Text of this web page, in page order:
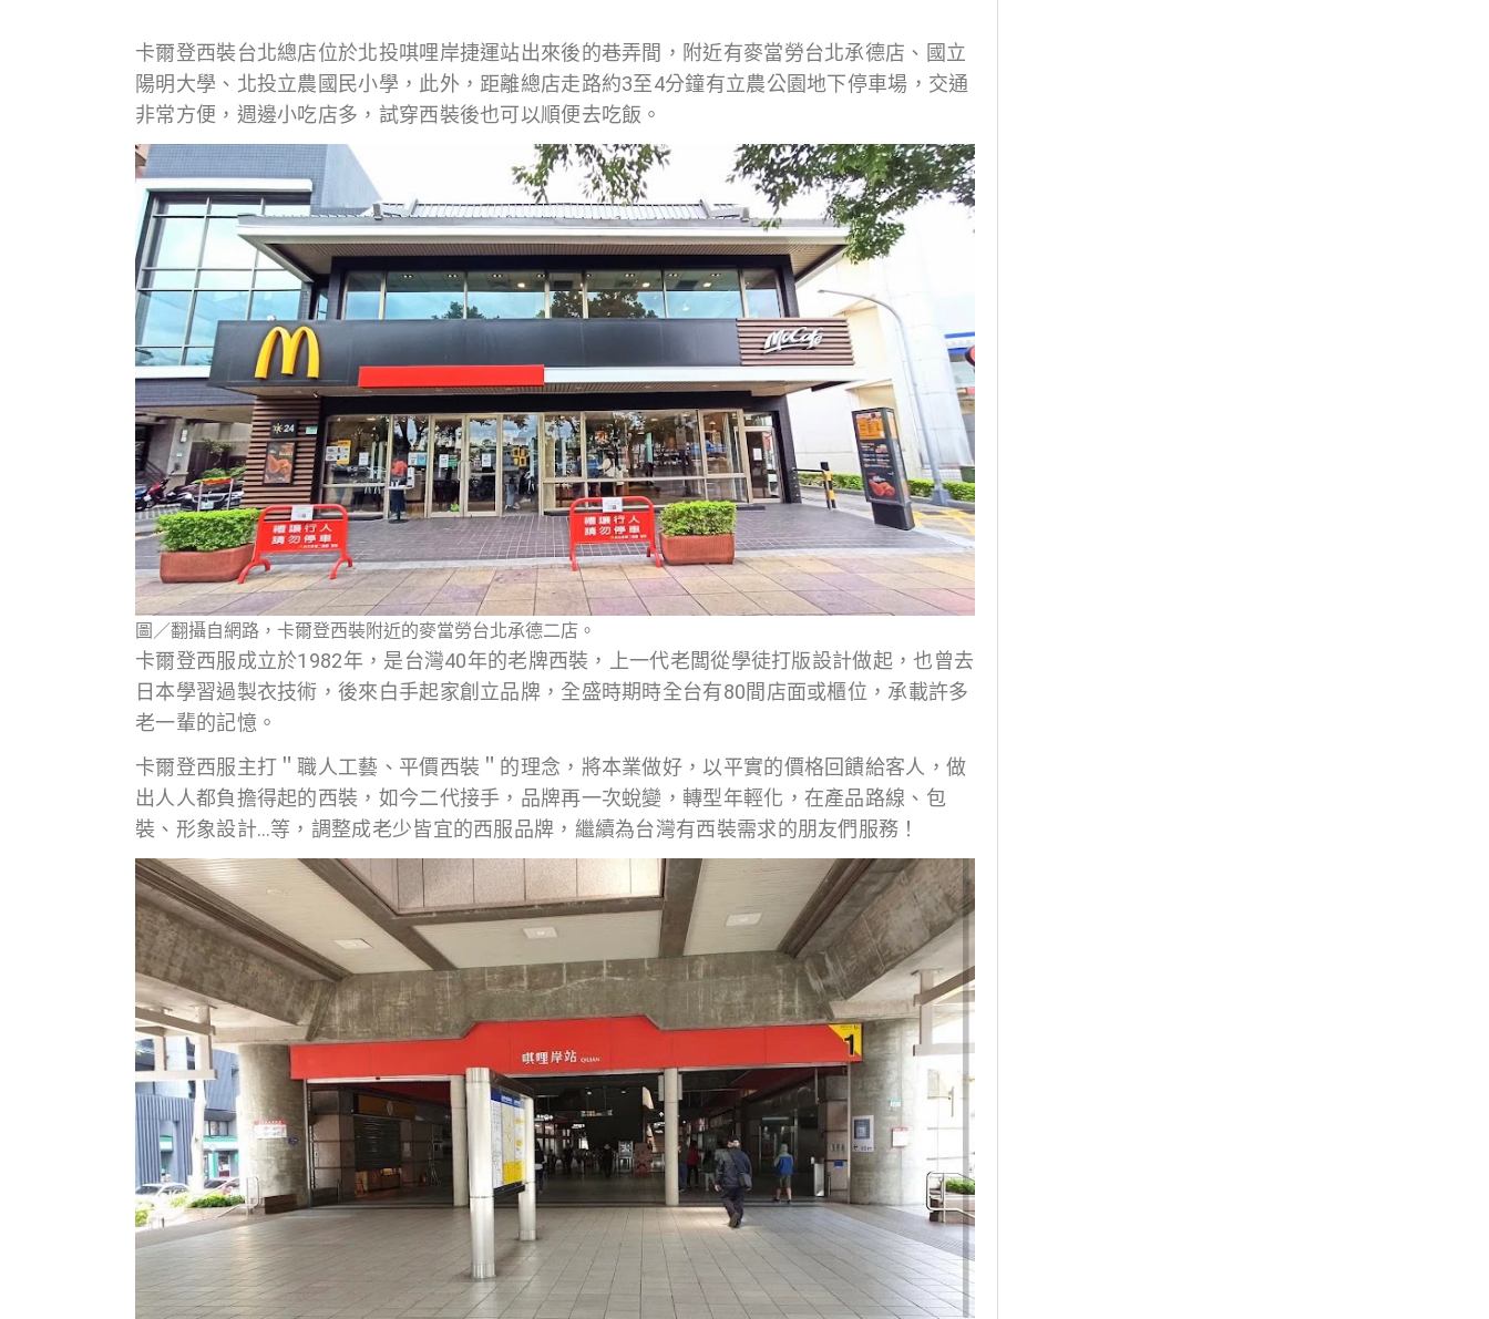
卡爾登西裝台北總店位於北投唭哩岸捷運站出來後的巷弄間，附近有麥當勞台北承德店、國立
陽明大學、北投立農國民小學，此外，距離總店走路約3至4分鐘有立農公園地下停車場，交通
非常方便，週邊小吃店多，試穿西裝後也可以順便去吃飯。
圖／翻攝自網路，卡爾登西裝附近的麥當勞台北承德二店。
卡爾登西服成立於1982年，是台灣40年的老牌西裝，上一代老闆從學徒打版設計做起，也曾去
日本學習過製衣技術，後來白手起家創立品牌，全盛時期時全台有80間店面或櫃位，承載許多
老一輩的記憶。
卡爾登西服主打＂職人工藝、平價西裝＂的理念，將本業做好，以平實的價格回饋給客人，做
出人人都負擔得起的西裝，如今二代接手，品牌再一次蛻變，轉型年輕化，在產品路線、包
裝、形象設計…等，調整成老少皆宜的西服品牌，繼續為台灣有西裝需求的朋友們服務！